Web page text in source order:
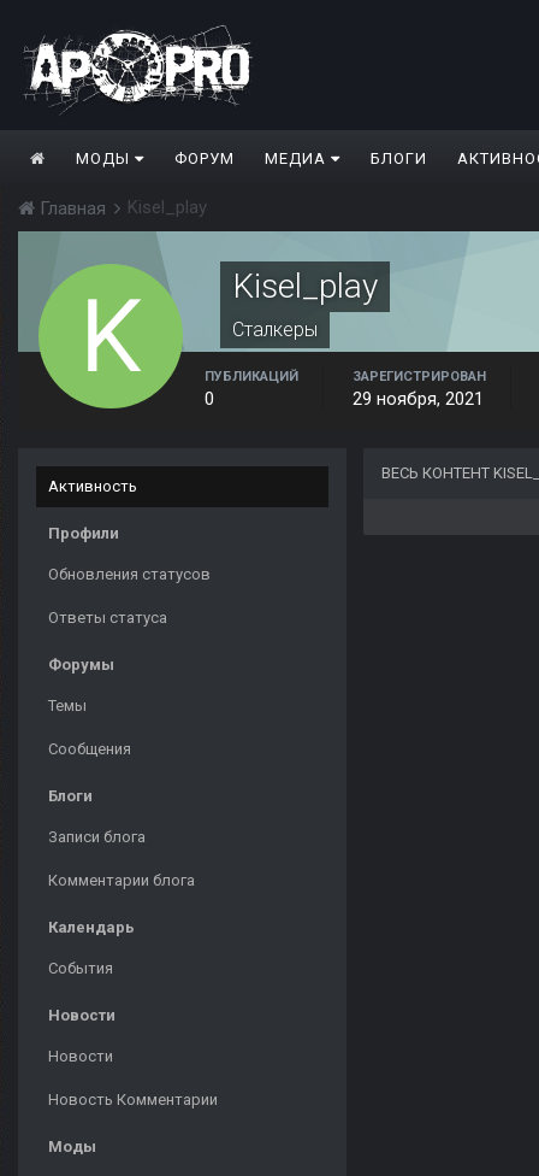
МОДЫ ФОРУМ МЕДИА БЛОГИ
Главная Kisel_play
Kisel_play
Сталкеры
ПУБЛИКАЦИЙ
0
ЗАРЕГИСТРИРОВАН
29 ноября, 2021
Активность
Профили
Обновления статусов
Ответы статуса
Форумы
Темы
Сообщения
Блоги
Записи блога
Комментарии блога
Календарь
События
Новости
Новости
Новость Комментарии
Моды
ВЕСЬ КОНТЕНТ